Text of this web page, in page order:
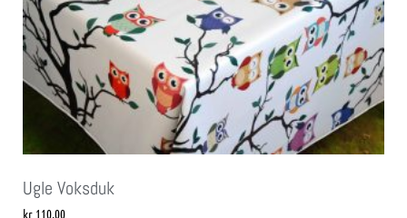
Ugle Voksduk
kr 110,00